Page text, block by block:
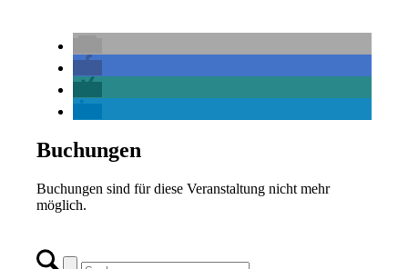
Buchungen
Buchungen sind für diese Veranstaltung nicht mehr
möglich.